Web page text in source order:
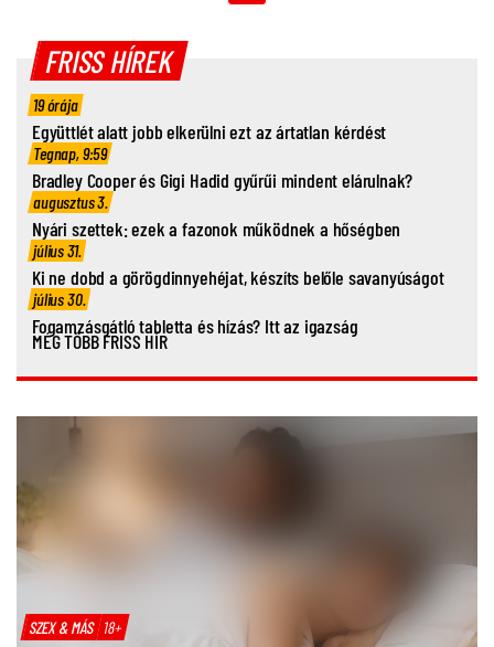
FRISS HÍREK
19 órája
Együttlét alatt jobb elkerülni ezt az ártatlan kérdést
Tegnap, 9:59
Bradley Cooper és Gigi Hadid gyűrűi mindent elárulnak?
augusztus 3.
Nyári szettek: ezek a fazonok működnek a hőségben
július 31.
Ki ne dobd a görögdinnyehéjat, készíts belőle savanyúságot
július 30.
Fogamzásgátló tabletta és hízás? Itt az igazság
MÉG TÖBB FRISS HÍR
SZEX & MÁS 18+